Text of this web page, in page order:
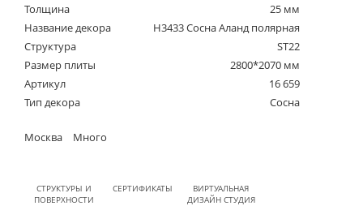
Толщина
25 мм
Название декора
H3433 Сосна Аланд полярная
Структура
ST22
Размер плиты
2800*2070 мм
Артикул
16 659
Тип декора
Сосна
Москва Много
СТРУКТУРЫ И
ПОВЕРХНОСТИ
СЕРТИФИКАТЫ
ВИРТУАЛЬНАЯ
ДИЗАЙН СТУДИЯ